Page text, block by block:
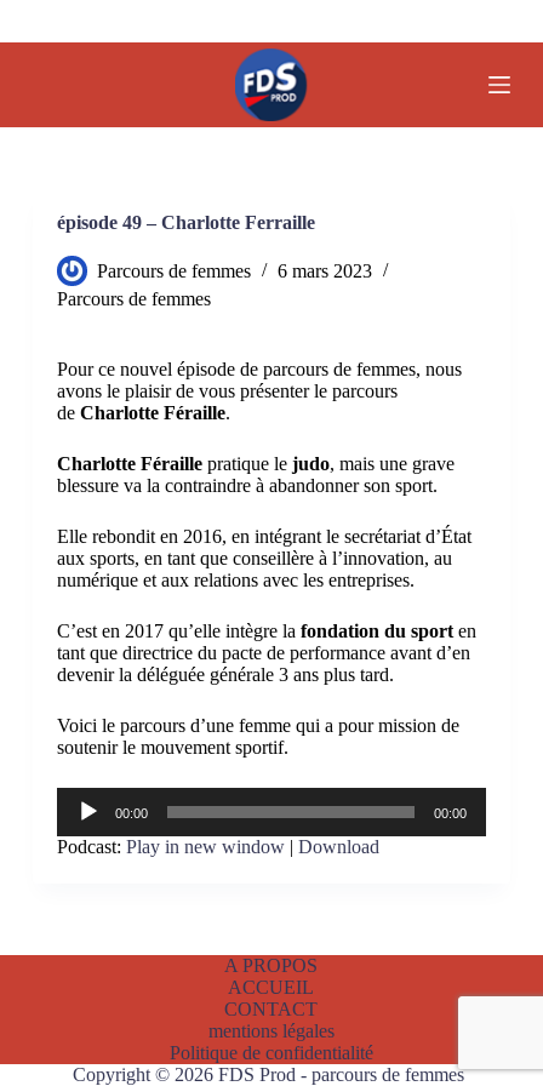
a
r
épisode 49 – Charlotte Ferraille
Parcours de femmes
6 mars 2023
Parcours de femmes
Pour ce nouvel épisode de parcours de femmes, nous
avons le plaisir de vous présenter le parcours
de Charlotte Féraille.
Charlotte Féraillepratique lejudo, mais une grave
blessure va la contraindre à abandonner son sport.
Elle rebondit en 2016, en intégrant le secrétariat d’État
aux sports, en tant que conseillère à l’innovation, au
numérique et aux relations avec les entreprises.
C’est en 2017 qu’elle intègre la fondation du sporten
tant que directrice du pacte de performance avant d’en
devenir la déléguée générale 3 ans plus tard.
Voici le parcours d’une femme qui a pour mission de
soutenir le mouvement sportif.
Lecteur
audio
00:00 00:00
Podcast: Play in new window| Download
A PROPOS
ACCUEIL
CONTACT
mentions légales
Politique de confidentialité
Copyright © 2026 FDS Prod - parcours de femmes